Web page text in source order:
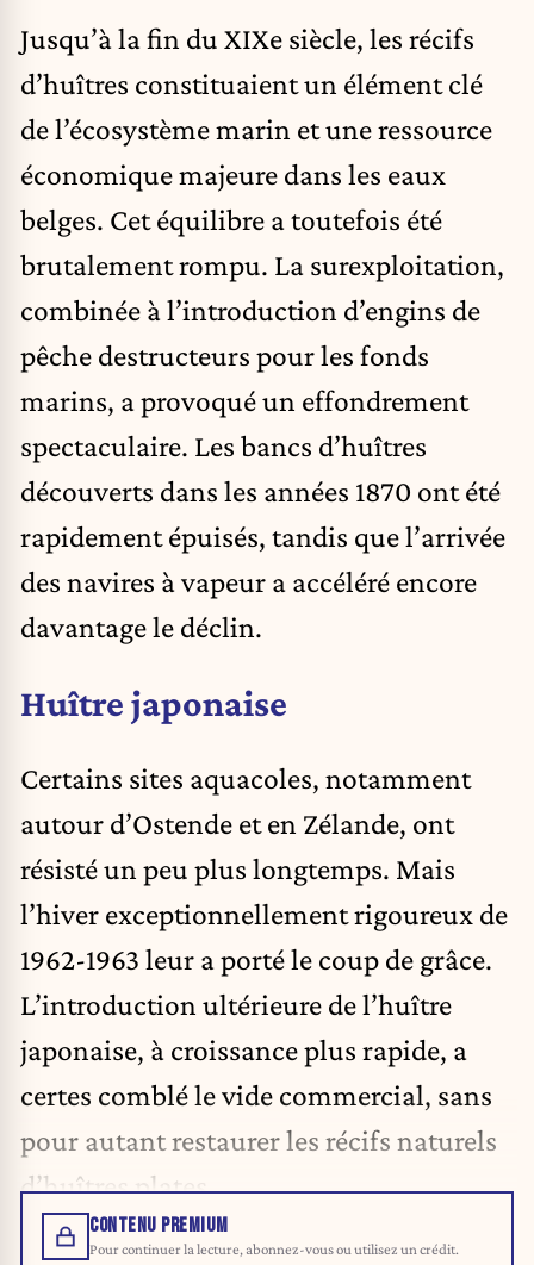
Jusqu’à la fin du XIXe siècle, les récifs
d’huîtres constituaient un élément clé
de l’écosystème marin et une ressource
économique majeure dans les eaux
belges. Cet équilibre a toutefois été
brutalement rompu. La surexploitation,
combinée à l’introduction d’engins de
pêche destructeurs pour les fonds
marins, a provoqué un effondrement
spectaculaire. Les bancs d’huîtres
découverts dans les années 1870 ont été
rapidement épuisés, tandis que l’arrivée
des navires à vapeur a accéléré encore
davantage le déclin.
Huître japonaise
Certains sites aquacoles, notamment
autour d’Ostende et en Zélande, ont
résisté un peu plus longtemps. Mais
l’hiver exceptionnellement rigoureux de
1962-1963 leur a porté le coup de grâce.
L’introduction ultérieure de l’huître
japonaise, à croissance plus rapide, a
certes comblé le vide commercial, sans
pour autant restaurer les récifs naturels
d’huîtres plates.
CONTENU PREMIUM
Pour continuer la lecture, abonnez-vous ou utilisez un crédit.